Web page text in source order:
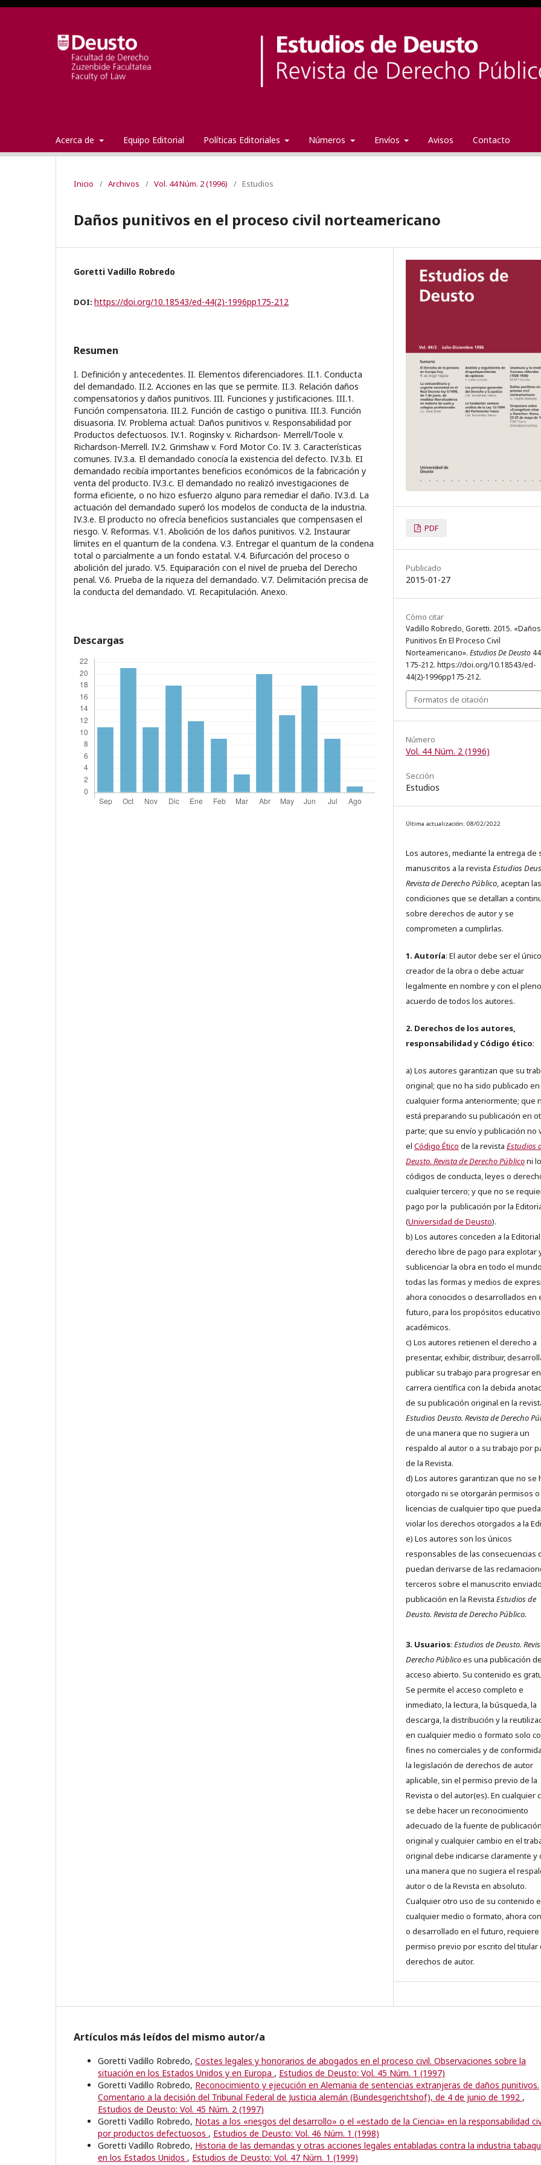
Acerca de Equipo Editorial Políticas Editoriales Números Envíos Avisos Contacto
Inicio / Archivos / Vol. 44 Núm. 2 (1996) / Estudios
Daños punitivos en el proceso civil norteamericano
Goretti Vadillo Robredo
DOI: https://doi.org/10.18543/ed-44(2)-1996pp175-212
Resumen
I. Definición y antecedentes. II. Elementos diferenciadores. II.1. Conducta
del demandado. II.2. Acciones en las que se permite. II.3. Relación daños
compensatorios y daños punitivos. III. Funciones y justificaciones. III.1.
Función compensatoria. III.2. Función de castigo o punitiva. III.3. Función
disuasoria. IV. Problema actual: Daños punitivos v. Responsabilidad por
Productos defectuosos. IV.1. Roginsky v. Richardson- Merrell/Toole v.
Richardson-Merrell. IV.2. Grimshaw v. Ford Motor Co. IV. 3. Características
comunes. IV.3.a. El demandado conocía la existencia del defecto. IV.3.b. EI
demandado recibía importantes beneficios económicos de la fabricación y
venta del producto. IV.3.c. El demandado no realizó investigaciones de
forma eficiente, o no hizo esfuerzo alguno para remediar el daño. IV.3.d. La
actuación del demandado superó los modelos de conducta de la industria.
IV.3.e. El producto no ofrecía beneficios sustanciales que compensasen el
riesgo. V. Reformas. V.1. Abolición de los daños punitivos. V.2. Instaurar
límites en el quantum de la condena. V.3. Entregar el quantum de la condena
total o parcialmente a un fondo estatal. V.4. Bifurcación del proceso o
abolición del jurado. V.5. Equiparación con el nivel de prueba del Derecho
penal. V.6. Prueba de la riqueza del demandado. V.7. Delimitación precisa de
la conducta del demandado. VI. Recapitulación. Anexo.
Descargas
PDF
Publicado
2015-01-27
Cómo citar
Vadillo Robredo, Goretti. 2015. «Daños
Punitivos En El Proceso Civil
Norteamericano». Estudios De Deusto
175-212. https://doi.org/10.18543/ed-
44(2)-1996pp175-212.
Formatos de citación
Número
Vol. 44 Núm. 2 (1996)
Sección
Estudios
Última actualización: 08/02/2022
Los autores, mediante la entrega de
manuscritos a la revista Estudios
Revista de Derecho Público, aceptan las
condiciones que se detallan a
sobre derechos de autor y se
comprometen a cumplirlas.
1. Autoría: El autor debe ser el único
creador de la obra o debe actuar
legalmente en nombre y con el pleno
acuerdo de todos los autores.
2. Derechos de los autores,
responsabilidad y Código ético:
a) Los autores garantizan que su
original; que no ha sido publicado en
cualquier forma anteriormente; que
está preparando su publicación en
parte; que su envío y publicación no
el Código Ético de la revista Estudios
Deusto. Revista de Derecho Públiconi
códigos de conducta, leyes o
cualquier tercero; y que no se
pago por la publicación por la
(Universidad de Deusto).
b) Los autores conceden a la
derecho libre de pago para explotar
sublicenciar la obra en todo el
todas las formas y medios de
ahora conocidos o desarrollados en
futuro, para los propósitos
académicos.
c) Los autores retienen el derecho a
presentar, exhibir, distribuir,
publicar su trabajo para progresar
carrera científica con la debida
de su publicación original en la
Estudios Deusto. Revista de Derecho
de una manera que no sugiera un
respaldo al autor o a su trabajo por
de la Revista.
d) Los autores garantizan que no se
otorgado ni se otorgarán permisos o
licencias de cualquier tipo que
violar los derechos otorgados a la
e) Los autores son los únicos
responsables de las consecuencias
puedan derivarse de las
terceros sobre el manuscrito
publicación en la Revista Estudios de
Deusto. Revista de Derecho Público.
3. Usuarios: Estudios de Deusto.
Derecho Públicoes una publicación de
acceso abierto. Su contenido es
Se permite el acceso completo e
inmediato, la lectura, la búsqueda, la
descarga, la distribución y la
en cualquier medio o formato solo
fines no comerciales y de
la legislación de derechos de autor
aplicable, sin el permiso previo de la
Revista o del autor(es). En cualquier
se debe hacer un reconocimiento
adecuado de la fuente de publicación
original y cualquier cambio en el
original debe indicarse claramente y
una manera que no sugiera el
autor o de la Revista en absoluto.
Cualquier otro uso de su contenido
cualquier medio o formato, ahora
o desarrollado en el futuro, requiere
permiso previo por escrito del titular
derechos de autor.
Artículos más leídos del mismo autor/a
Goretti Vadillo Robredo, Costes legales y honorarios de abogados en el proceso civil. Observaciones sobre la
situación en los Estados Unidos y en Europa , Estudios de Deusto: Vol. 45 Núm. 1 (1997)
Goretti Vadillo Robredo, Reconocimiento y ejecución en Alemania de sentencias extranjeras de daños punitivos.
Comentario a la decisión del Tribunal Federal de Justicia alemán (Bundesgerichtshof), de 4 de junio de 1992 ,
Estudios de Deusto: Vol. 45 Núm. 2 (1997)
Goretti Vadillo Robredo, Notas a los «riesgos del desarrollo» o el «estado de la Ciencia» en la responsabilidad
por productos defectuosos , Estudios de Deusto: Vol. 46 Núm. 1 (1998)
Goretti Vadillo Robredo, Historia de las demandas y otras acciones legales entabladas contra la industria
en los Estados Unidos , Estudios de Deusto: Vol. 47 Núm. 1 (1999)